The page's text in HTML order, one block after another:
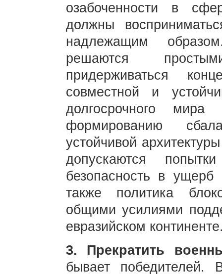
озабоченности в
должны
надлежащим
решаются
придерживаться
совместной и
долгосрочного мира
формированию
устойчивой
допускаются
безопасность в ущерб
также политика
общими усилиями
евразийском
3. Прекратить
бывает победителей.